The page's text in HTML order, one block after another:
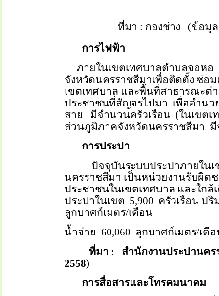
ที่มา : กองช่าง
(ข้อมูล
การไฟฟ้า
ภายในเขตเทศบาลตำบลจอหอ
จังหวัดนครราชสีมาเพื่อติดตั้ง ซ่อ
เขตเทศบาล และพื้นที่สาธารณะต่า
ประชาชนที่สัญจรไปมา เพื่ออำน
สาย
มีจำนวนครัวเรือน (ในเขตเ
ส่วนภูมิภาคจังหวัดนครราชสีมา มี
การประปา
ปัจจุบันระบบประปาภายใน
นครราชสีมา เป็นหน่วยงานรับผิด
ประชาชนในเขตเทศบาล และใกล้
ประปาในเขต 5,900 ครัวเรือน ป
ลูกบาศก์เมตร/เดือน
น้ำจ่าย 60,060 ลูกบาศก์เมตร/เดื
ที่มา :
สำนักงานประปานคร
2558)
การสื่อสารและโทรคมนาคม